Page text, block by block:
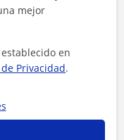
mejor
en
Privacidad.